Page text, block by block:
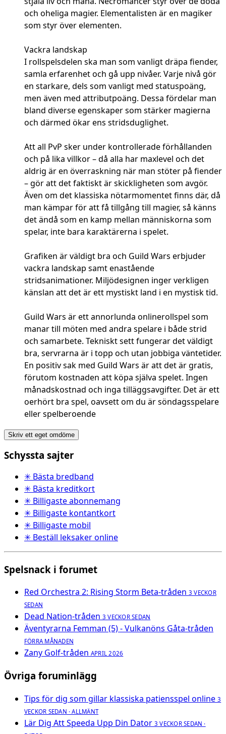
och oheliga magier. Elementalisten är en magiker
som styr över elementen.
Vackra landskap
I rollspelsdelen ska man som vanligt dräpa fiender,
samla erfarenhet och gå upp nivåer. Varje nivå gör
en starkare, dels som vanligt med statuspoäng,
men även med attributpoäng. Dessa fördelar man
bland diverse egenskaper som stärker magierna
och därmed ökar ens stridsduglighet.
Att all PvP sker under kontrollerade förhållanden
och på lika villkor – då alla har maxlevel och det
aldrig är en överraskning när man stöter på fiender
– gör att det faktiskt är skickligheten som avgör.
Även om det klassiska nötarmomentet finns där, då
man kämpar för att få tillgång till magier, så känns
det ändå som en kamp mellan människorna som
spelar, inte bara karaktärerna i spelet.
Grafiken är väldigt bra och Guild Wars erbjuder
vackra landskap samt enastående
stridsanimationer. Miljödesignen inger verkligen
känslan att det är ett mystiskt land i en mystisk tid.
Guild Wars är ett annorlunda onlinerollspel som
manar till möten med andra spelare i både strid
och samarbete. Tekniskt sett fungerar det väldigt
bra, servrarna är i topp och utan jobbiga väntetider.
En positiv sak med Guild Wars är att det är gratis,
förutom kostnaden att köpa själva spelet. Ingen
månadskostnad och inga tilläggsavgifter. Det är ett
oerhört bra spel, oavsett om du är söndagsspelare
eller spelberoende
Skriv ett eget omdöme
Schyssta sajter
✳ Bästa bredband
✳ Bästa kreditkort
✳ Billigaste abonnemang
✳ Billigaste kontantkort
✳ Billigaste mobil
✳ Beställ leksaker online
Spelsnack i forumet
Red Orchestra 2: Rising Storm Beta-tråden 3 VECKOR
SEDAN
Dead Nation-tråden 3 VECKOR SEDAN
Äventyrarna Femman (5) - Vulkanöns Gåta-tråden
FÖRRA MÅNADEN
Zany Golf-tråden APRIL 2026
Övriga foruminlägg
Tips för dig som gillar klassiska patiensspel online 3
VECKOR SEDAN · ALLMÄNT
Lär Dig Att Speeda Upp Din Dator 3 VECKOR SEDAN ·